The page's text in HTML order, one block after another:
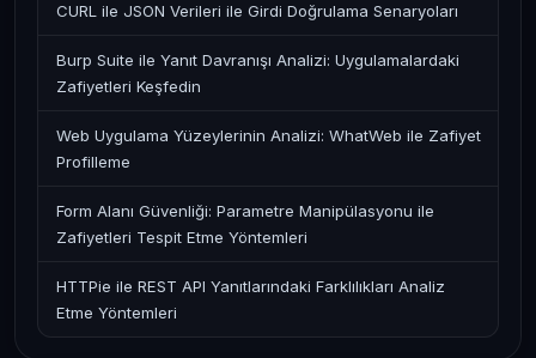
CURL ile JSON Verileri ile Girdi Doğrulama Senaryoları
Burp Suite ile Yanıt Davranışı Analizi: Uygulamalardaki
Zafiyetleri Keşfedin
Web Uygulama Yüzeylerinin Analizi: WhatWeb ile Zafiyet
Profilleme
Form Alanı Güvenliği: Parametre Manipülasyonu ile
Zafiyetleri Tespit Etme Yöntemleri
HTTPie ile REST API Yanıtlarındaki Farklılıkları Analiz
Etme Yöntemleri